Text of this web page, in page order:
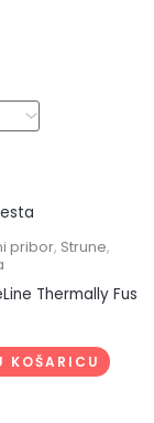
pribor, Strune,
Thermally Fus
KOŠARICU